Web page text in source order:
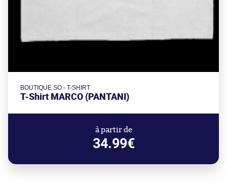
BOUTIQUE SO - T-SHIRT
T-Shirt MARCO (PANTANI)
à partir de
34.99€